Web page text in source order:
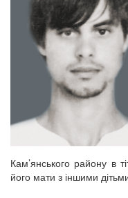
Кам’янського району в
його мати з іншими